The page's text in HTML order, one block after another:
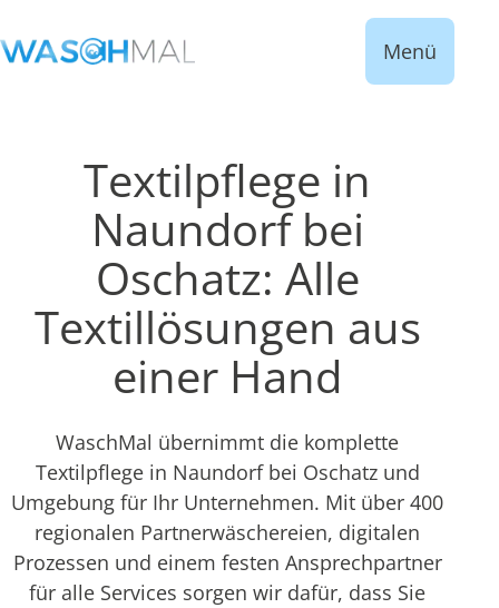
Menü
Textilpflege in
Naundorf bei
Oschatz: Alle
Textillösungen aus
einer Hand
WaschMal übernimmt die komplette
Textilpflege in Naundorf bei Oschatz und
Umgebung für Ihr Unternehmen. Mit über 400
regionalen Partnerwäschereien, digitalen
Prozessen und einem festen Ansprechpartner
für alle Services sorgen wir dafür, dass Sie